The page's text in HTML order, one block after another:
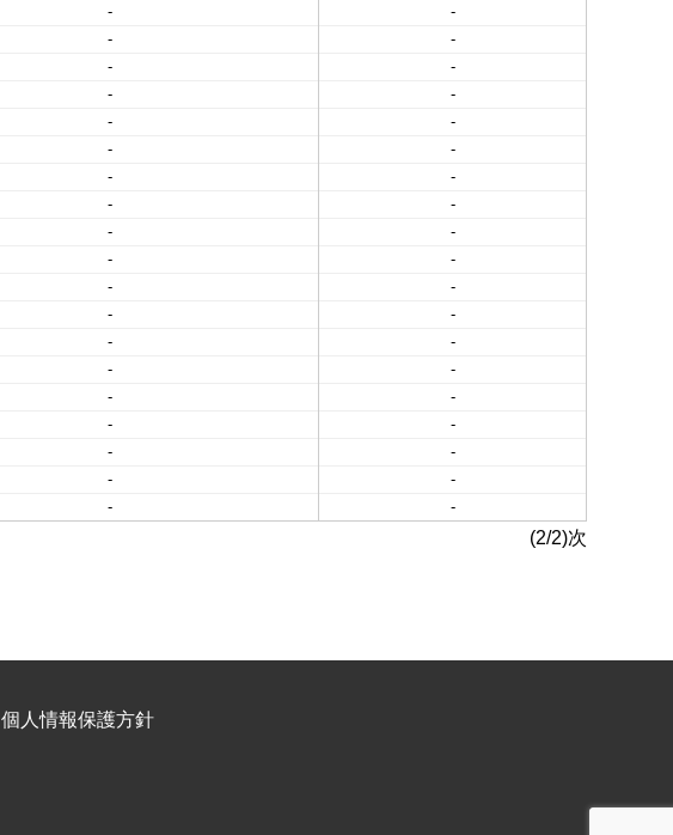
-
-
-
-
-
-
-
-
-
-
-
-
-
-
-
-
-
-
-
-
-
-
-
-
-
-
-
-
-
-
-
-
-
-
-
-
- -
(2/2)次
個人情報保護方針